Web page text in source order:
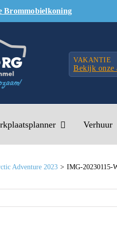
Brommobielkoning
VAKANTIE
Bekijk onze
Verhuur
Adventure 2023 IMG-20230115-